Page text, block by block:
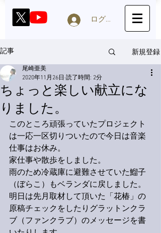
ログイン
記事 新規登録
ちょっと楽しい献立にな
りました。
尾崎亜美
2020年11月26日 読了時間: 2分
このところ頑張っていたプロジェクト
は一応一区切りついたので今日は音楽
仕事はお休み。
家仕事や散歩をしました。
雨のため冷蔵庫に避難させていた鰡子
（ぼらこ）もベランダに戻しました。
明日は先月取材して頂いた「花椿」の
原稿チェックをしたりグラットンクラ
ブ（ファンクラブ）のメッセージを書